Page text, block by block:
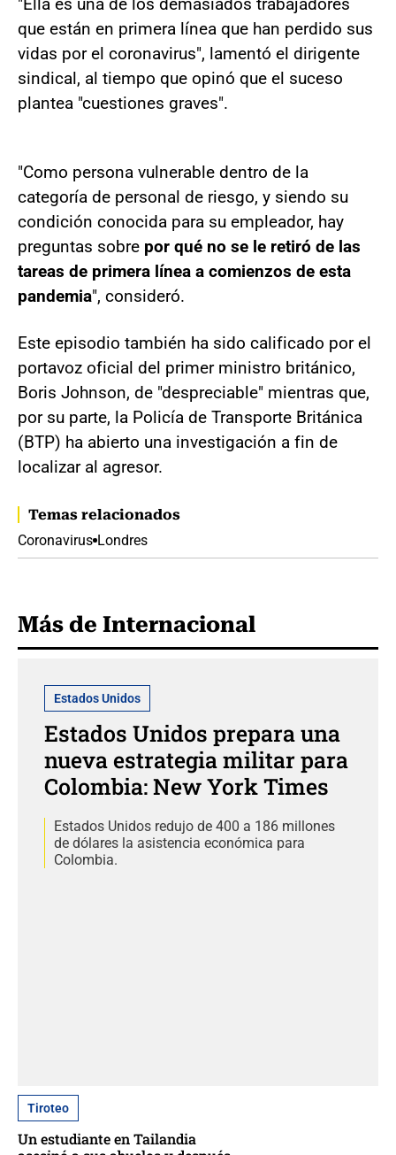
que están en primera línea que han perdido sus
vidas por el coronavirus", lamentó el dirigente
sindical, al tiempo que opinó que el suceso
plantea "cuestiones graves".
"Como persona vulnerable dentro de la
categoría de personal de riesgo, y siendo su
condición conocida para su empleador, hay
preguntas sobre por qué no se le retiró de las
tareas de primera línea a comienzos de esta
pandemia", consideró.
Este episodio también ha sido calificado por el
portavoz oficial del primer ministro británico,
Boris Johnson, de "despreciable" mientras que,
por su parte, la Policía de Transporte Británica
(BTP) ha abierto una investigación a fin de
localizar al agresor.
Temas relacionados
Coronavirus Londres
Más de Internacional
Estados Unidos
Estados Unidos prepara una
nueva estrategia militar para
Colombia: New York Times
Estados Unidos redujo de 400 a 186 millones
de dólares la asistencia económica para
Colombia.
Tiroteo
Un estudiante en Tailandia